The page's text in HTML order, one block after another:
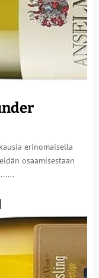
erinomaisella
osaamisestaan